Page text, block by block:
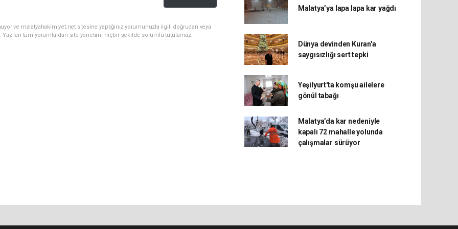
ve malatyahakimiyet.net sitesine yaptığınız yorumunuzla ilgili doğrudan veya
Yazılan tüm yorumlardan site yönetimi hiçbir şekilde sorumlu tutulamaz.
Malatya’ya lapa lapa kar yağdı
Dünya devinden Kuran'a
saygısızlığı sert tepki
Yeşilyurt'ta komşu ailelere
gönül tabağı
Malatya’da kar nedeniyle
kapalı 72 mahalle yolunda
çalışmalar sürüyor